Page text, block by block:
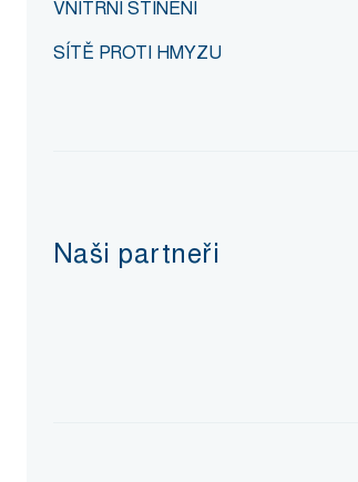
VNITŘNÍ STÍNĚNÍ
SÍTĚ PROTI HMYZU
Naši partneři